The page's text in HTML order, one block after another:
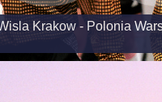
Krakow - Polonia